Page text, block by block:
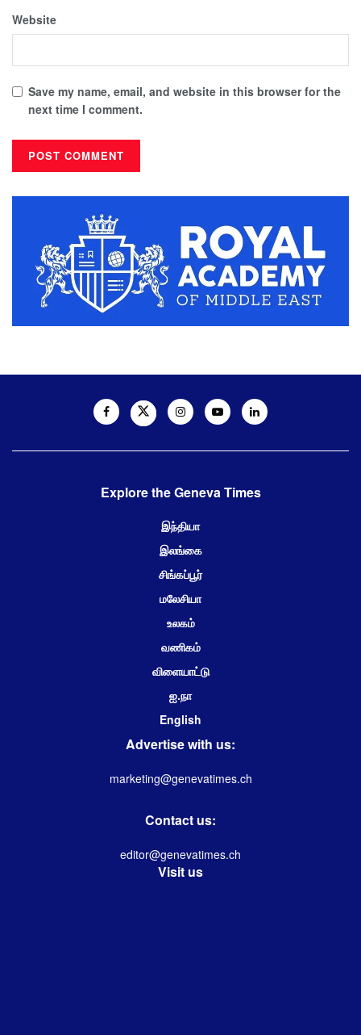
Website
Save my name, email, and website in this browser for the
next time I comment.
Explore the Geneva Times
இந்தியா
இலங்கை
சிங்கப்பூர்
மலேசியா
உலகம்
வணிகம்
விளையாட்டு
ஐ.நா
English
Advertise with us:
marketing@genevatimes.ch
Contact us:
editor@genevatimes.ch
Visit us